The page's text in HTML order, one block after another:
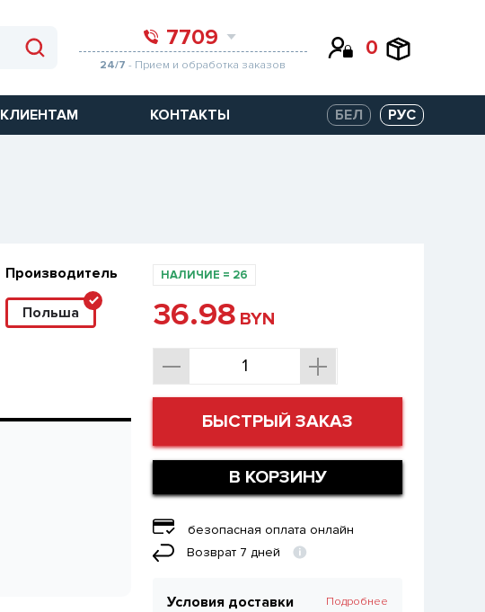
7709
24/7 - Прием и обработка заказов
0
КЛИЕНТАМ КОНТАКТЫ БЕЛ РУС
Производитель
Польша
НАЛИЧИЕ = 26
36.98 BYN
БЫСТРЫЙ ЗАКАЗ
В КОРЗИНУ
безопасная оплата онлайн
Возврат 7 дней
Условия доставки Подробнее